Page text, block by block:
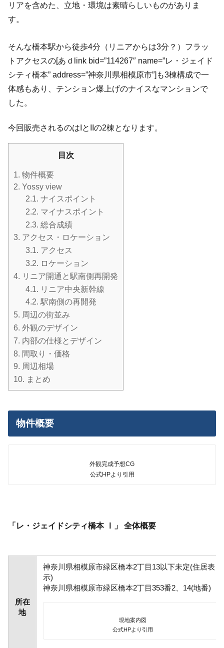
リアを含めた、立地・環境は素晴らしいものがありま
す。
そんな橋本駅から徒歩4分（リニアからは3分？）フラッ
トアクセスの[あｄlink bid=”114267″ name=”レ・ジェイド
シティ橋本” address=”神奈川県相模原市”]も3棟構成で一
体感もあり、テンション爆上げのナイスなマンションで
した。
今回販売されるのはIとIIの2棟となります。
目次
1. 物件概要
2. Yossy view
2.1. ナイスポイント
2.2. マイナスポイント
2.3. 総合成績
3. アクセス・ロケーション
3.1. アクセス
3.2. ロケーション
4. リニア開通と駅南側再開発
4.1. リニア中央新幹線
4.2. 駅南側の再開発
5. 周辺の街並み
6. 外観のデザイン
7. 内部の仕様とデザイン
8. 間取り・価格
9. 周辺相場
10. まとめ
物件概要
外観完成予想CG
公式HPより引用
「レ・ジェイドシティ橋本 Ⅰ」 全体概要
所在
地
神奈川県相模原市緑区橋本2丁目13以下未定(住居表
示)
神奈川県相模原市緑区橋本2丁目353番2、14(地番)
現地案内図
公式HPより引用